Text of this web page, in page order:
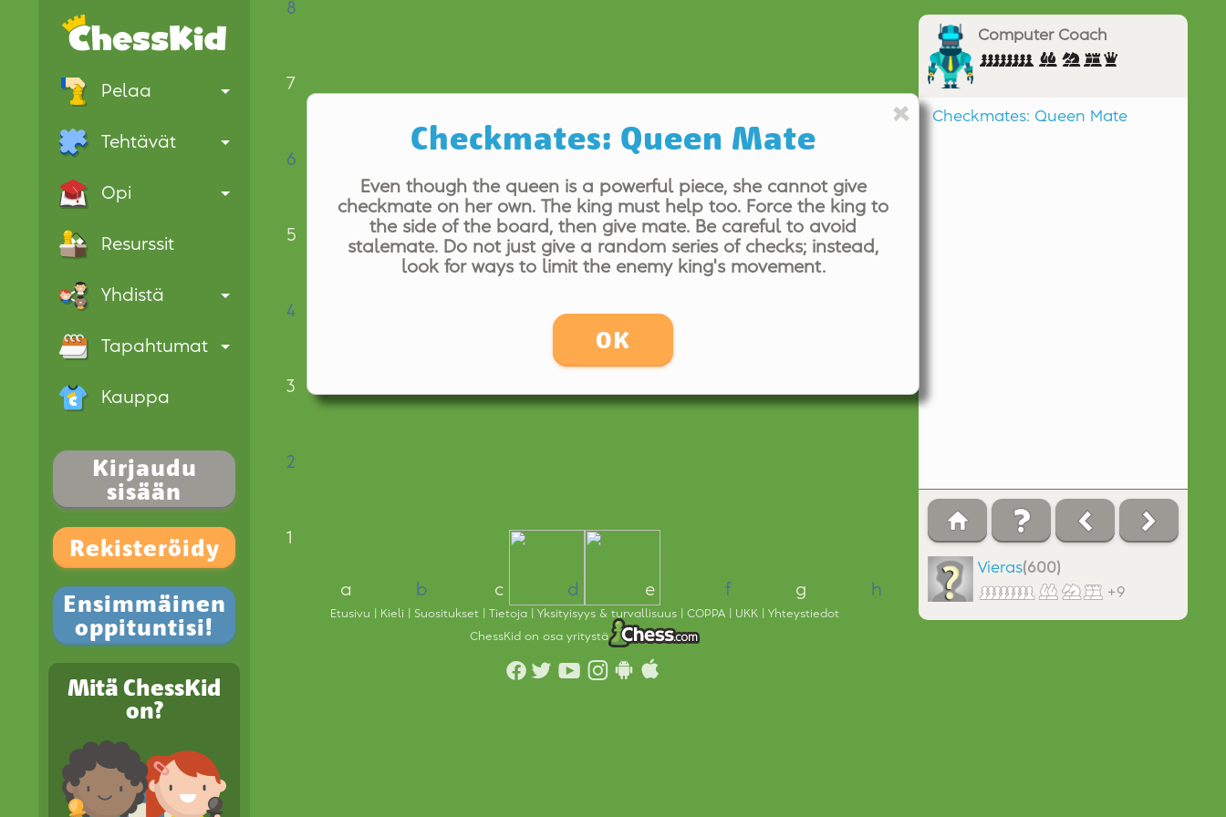
Pelaa
Tehtävät
Opi
Resurssit
Yhdistä
Tapahtumat
Kauppa
Kirjaudu
sisään
Rekisteröidy
Ensimmäinen
oppituntisi!
Mitä ChessKid
on?
Checkmates: Queen Mate
Even though the queen is a powerful piece, she cannot give
checkmate on her own. The king must help too. Force the king to
the side of the board, then give mate. Be careful to avoid
stalemate. Do not just give a random series of checks; instead,
look for ways to limit the enemy king's movement.
OK
8
7
6
5
4
3
2
1
a b c d e f g h
Etusivu Kieli Suositukset Tietoja Yksityisyys & turvallisuus COPPA UKK Yhteystiedot
ChessKid on osa yritystä
Computer Coach
Checkmates: Queen Mate
Vieras(600)
+9